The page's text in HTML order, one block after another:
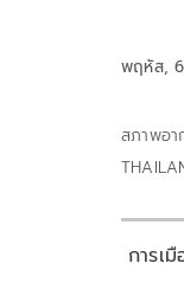
พฤหัส,
สภาพอา
การเ